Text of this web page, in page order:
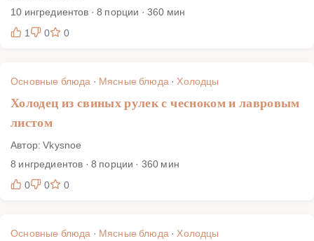
10 ингредиентов · 8 порции · 360 мин
1
0 0
Основные блюда · Мясные блюда·Холодцы
Холодец из свиных рулек с чесноком и лавровым
листом
Автор: Vkysnoe
8 ингредиентов · 8 порции · 360 мин
0
0 0
Основные блюда · Мясные блюда·Холодцы